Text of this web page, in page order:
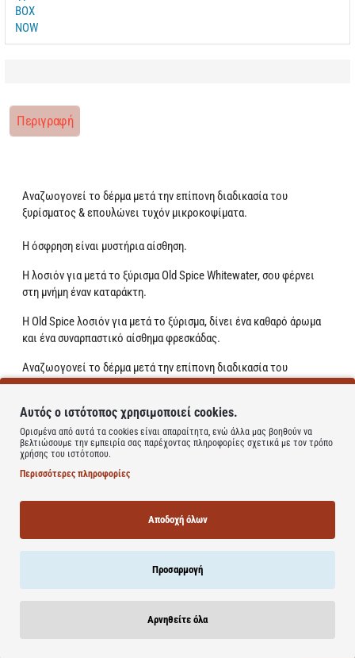
Περιγραφή
Αναζωογονεί το δέρμα μετά την επίπονη διαδικασία του
ξυρίσματος & επουλώνει τυχόν μικροκοψίματα.
Η όσφρηση είναι μυστήρια αίσθηση.
Η λοσιόν για μετά το ξύρισμα Old Spice Whitewater, σου φέρνει
στη μνήμη έναν καταράκτη.
Η Old Spice λοσιόν για μετά το ξύρισμα, δίνει ένα καθαρό άρωμα
και ένα συναρπαστικό αίσθημα φρεσκάδας.
Αναζωογονεί το δέρμα μετά την επίπονη διαδικασία του
ξυρίσματος.
Το Old Spice Whitewater έχει ένα καθαρό και συναρπαστικό άρωμα
που μπορείς να χρησιμοποιήσεις όποτε αναζητάς το μοναδικό
συναίσθημα της φρεσκάδας.
Βοηθάει να επουλωθούν τυχόν μικρά κοψίματα και πληγές από το
Δροσίζει, διεγείρει και αναζωογονεί.
Learn more
Αυτός ο ιστότοπος χρησιμοποιεί cookies.
Ορισμένα από αυτά τα cookies είναι απαραίτητα, ενώ άλλα μας βοηθούν να
βελτιώσουμε την εμπειρία σας παρέχοντας πληροφορίες σχετικά με τον τρόπο
χρήσης του ιστότοπου.
Περισσότερες πληροφορίες
Αποδοχή όλων
Προσαρμογή
Αρνηθείτε όλα